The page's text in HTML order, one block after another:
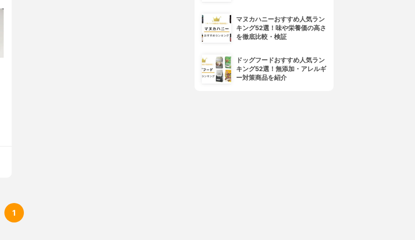
1
マヌカハニーおすすめ人気ラン
キング52選！味や栄養価の高さ
を徹底比較・検証
ドッグフードおすすめ人気ラン
キング52選！無添加・アレルギ
ー対策商品を紹介